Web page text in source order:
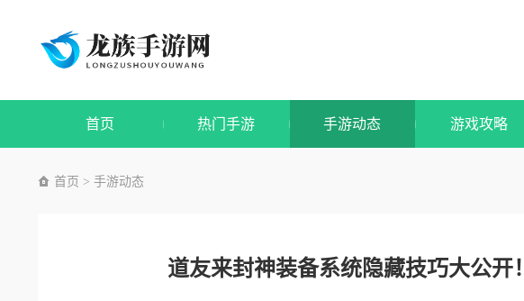
首页 热门手游 手游动态 游戏攻略
首页 > 手游动态
道友来封神装备系统隐藏技巧大公开